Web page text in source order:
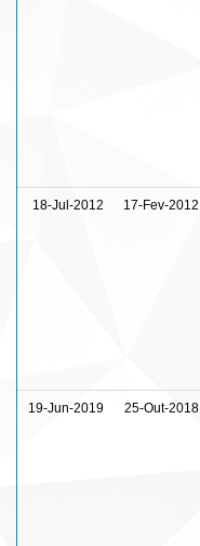
18-Jul-2012 17-Fev-2012
19-Jun-2019 25-Out-2018